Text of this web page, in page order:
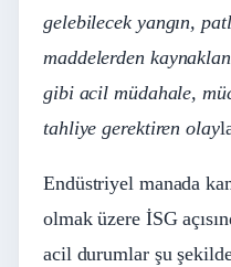
gelebilecek yangın,
maddelerden
gibi acil müdahale,
tahliye gerektiren olay
Endüstriyel manada
olmak üzere İSG
acil durumlar şu